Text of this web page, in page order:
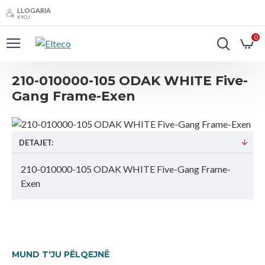
LLOGARIA
KYÇU
0
210-010000-105 ODAK WHITE Five-
Gang Frame-Exen
DETAJET:
210-010000-105 ODAK WHITE Five-Gang Frame-
Exen
MUND T'JU PËLQEJNË